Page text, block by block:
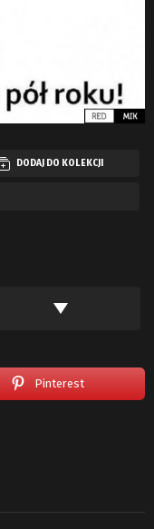
DODAJ DO KOLEKCJI
Pinterest